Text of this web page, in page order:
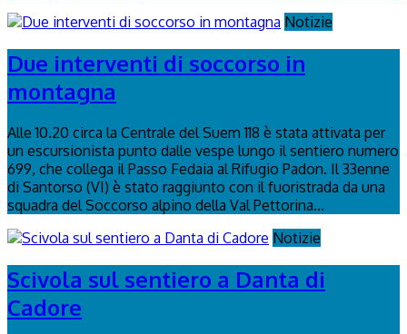
Notizie
Due interventi di soccorso in
montagna
Alle 10.20 circa la Centrale del Suem 118 è stata attivata per
un escursionista punto dalle vespe lungo il sentiero numero
699, che collega il Passo Fedaia al Rifugio Padon. Il 33enne
di Santorso (VI) è stato raggiunto con il fuoristrada da una
squadra del Soccorso alpino della Val Pettorina...
Notizie
Scivola sul sentiero a Danta di
Cadore